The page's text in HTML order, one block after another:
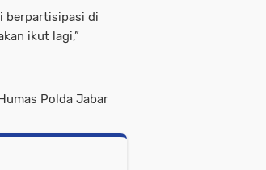
berpartisipasi di
ikut lagi,”
Polda Jabar